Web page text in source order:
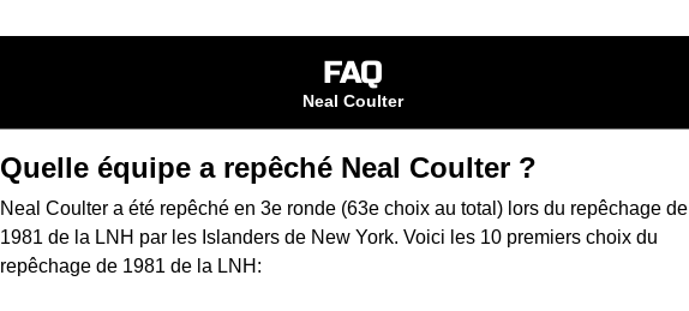
FAQ
Neal Coulter
Quelle équipe a repêché Neal Coulter ?
Neal Coulter a été repêché en 3e ronde (63e choix au total) lors du repêchage de
1981 de la LNH par les Islanders de New York. Voici les 10 premiers choix du
repêchage de 1981 de la LNH: